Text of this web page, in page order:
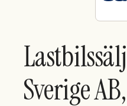
Sök med AI
Ny här? Skapa konto
Sverige